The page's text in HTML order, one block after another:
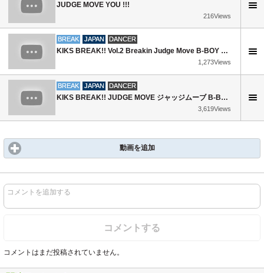
JUDGE MOVE YOU !!!
216Views
BREAK JAPAN DANCER
KIKS BREAK!! Vol.2 Breakin Judge Move B-BOY YOU (ALL AREA, EXC, CONCLUSION)
1,273Views
BREAK JAPAN DANCER
KIKS BREAK!! JUDGE MOVE ジャッジムーブ B-BOY YOU (ALL AREA)
3,619Views
動画を追加
コメントを追加する
コメントする
コメントはまだ投稿されていません。